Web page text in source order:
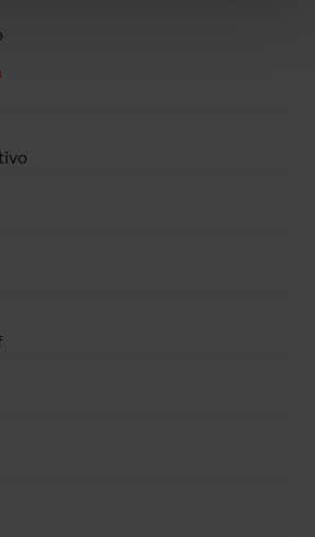
i quali potrebbero combinarle
dei loro servizi.